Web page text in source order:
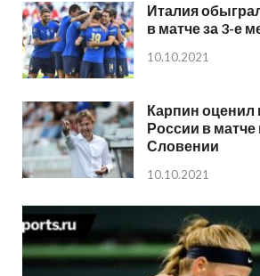
Италия
в матче за 3-е
10.10.2021
Карпин
России в матче
Словении
10.10.2021